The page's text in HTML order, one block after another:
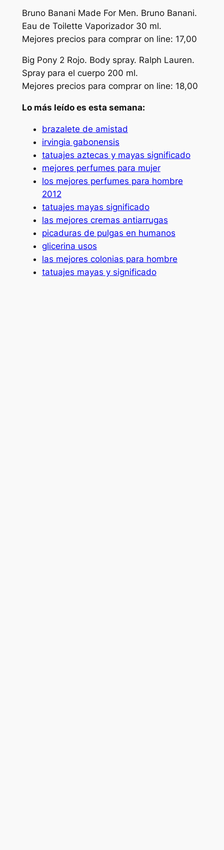
Bruno Banani Made For Men. Bruno Banani.
Eau de Toilette Vaporizador 30 ml.
Mejores precios para comprar on line: 17,00
Big Pony 2 Rojo. Body spray. Ralph Lauren.
Spray para el cuerpo 200 ml.
Mejores precios para comprar on line: 18,00
Lo más leído es esta semana:
brazalete de amistad
irvingia gabonensis
tatuajes aztecas y mayas significado
mejores perfumes para mujer
los mejores perfumes para hombre
2012
tatuajes mayas significado
las mejores cremas antiarrugas
picaduras de pulgas en humanos
glicerina usos
las mejores colonias para hombre
tatuajes mayas y significado